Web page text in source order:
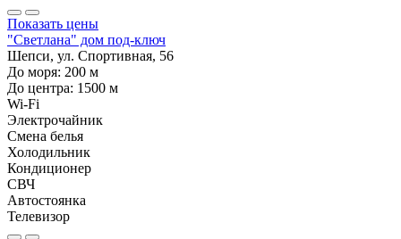
Показать цены
"Светлана" дом под-ключ
Шепси, ул. Спортивная, 56
До моря: 200 м
До центра: 1500 м
Wi-Fi
Электрочайник
Смена белья
Холодильник
Кондиционер
СВЧ
Автостоянка
Телевизор